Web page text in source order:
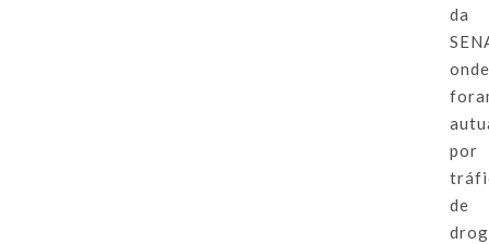
da
por
de